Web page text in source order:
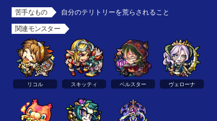
苦手なもの 自分のテリトリーを荒らされること
関連モンスター
リコル スキッティ ベルスター ヴェローナ